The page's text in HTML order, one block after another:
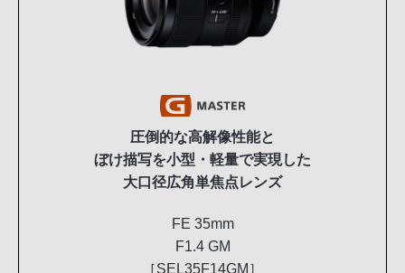
圧倒的な高解像性能と
ぼけ描写を小型・軽量で実現した
大口径広角単焦点レンズ
FE 35mm
F1.4 GM
［SEL35F14GM］